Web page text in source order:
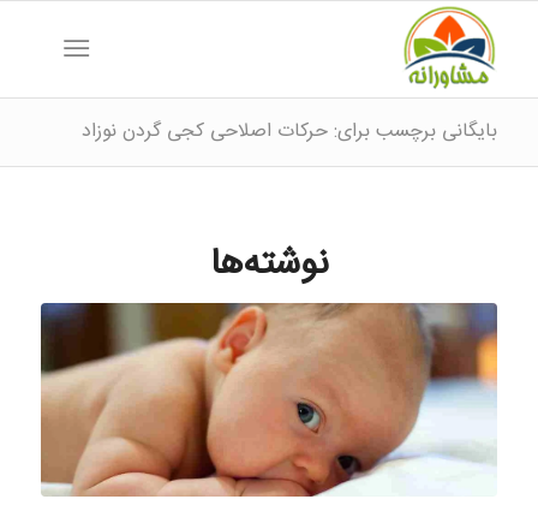
بایگانی برچسب برای: حرکات اصلاحی کجی گردن نوزاد
نوشته‌ها